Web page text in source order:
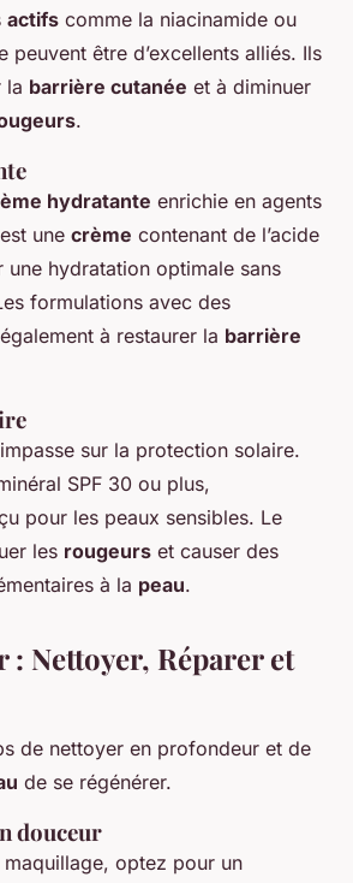
actifs comme la niacinamide ou
peuvent être d’excellents alliés. Ils
la barrière cutanée et à diminuer
.
hydratante enrichie en agents
une crème contenant de l’acide
une hydratation optimale sans
formulations avec des
à restaurer la barrière
sur la protection solaire.
SPF 30 ou plus,
pour les peaux sensibles. Le
les rougeurs et causer des
à la peau.
Nettoyer, Réparer et
de nettoyer en profondeur et de
de se régénérer.
douceur
optez pour un